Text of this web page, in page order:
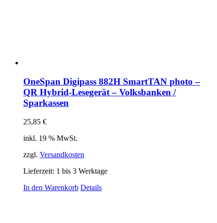
OneSpan Digipass 882H SmartTAN photo –
QR Hybrid-Lesegerät – Volksbanken /
Sparkassen
25,85 €
inkl. 19 % MwSt.
zzgl. Versandkosten
Lieferzeit: 1 bis 3 Werktage
In den Warenkorb Details